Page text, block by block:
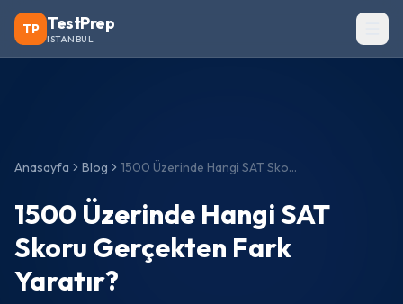
TP TestPrep
ISTANBUL
Anasayfa Blog 1500 Üzerinde Hangi SAT Skoru Gerçekten Fark Yaratır?
1500 Üzerinde Hangi SAT
Skoru Gerçekten Fark
Yaratır?